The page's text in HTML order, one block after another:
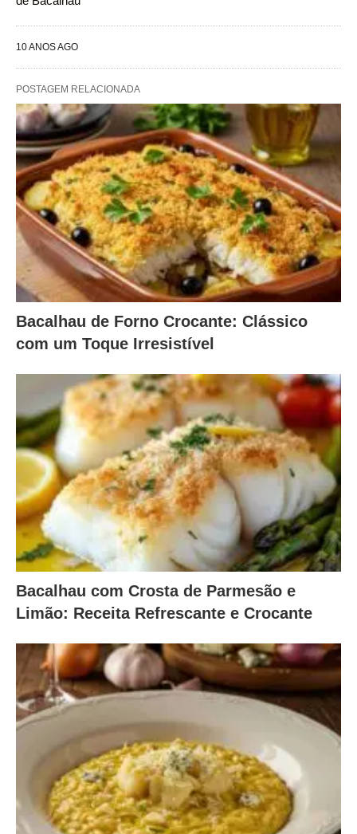
10 ANOS AGO
POSTAGEM RELACIONADA
Bacalhau de Forno Crocante: Clássico
com um Toque Irresistível
Bacalhau com Crosta de Parmesão e
Limão: Receita Refrescante e Crocante